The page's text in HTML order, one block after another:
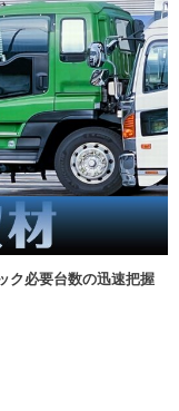
ク必要台数の迅速把握